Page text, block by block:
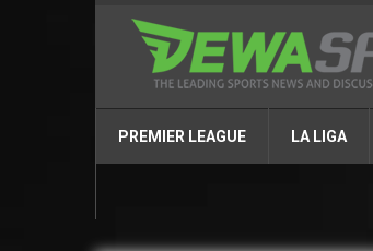
PREMIER LEAGUE LA LIGA